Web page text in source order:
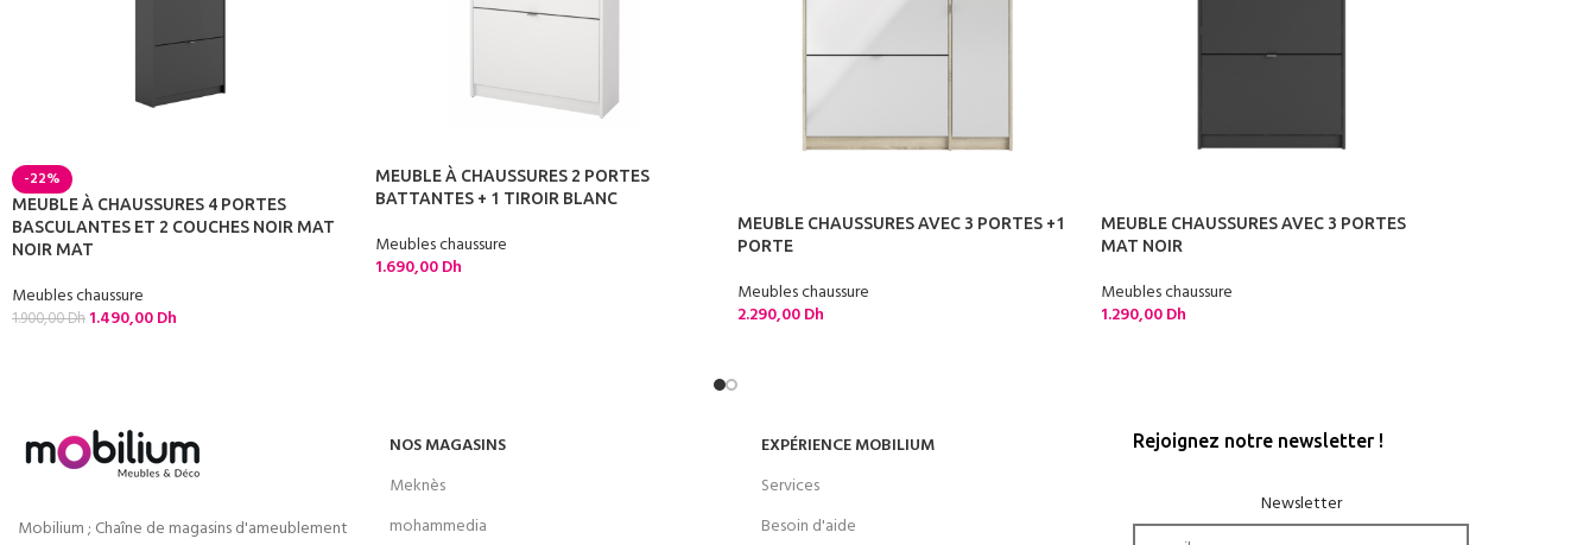
-22%
MEUBLE À CHAUSSURES 4 PORTES
BASCULANTES ET 2 COUCHES NOIR MAT
NOIR MAT
Meubles chaussure
1.900,00Dh 1.490,00Dh
MEUBLE À CHAUSSURES 2 PORTES
BATTANTES + 1 TIROIR BLANC
Meubles chaussure
1.690,00Dh
MEUBLE CHAUSSURES AVEC 3 PORTES +1
PORTE
Meubles chaussure
2.290,00Dh
MEUBLE CHAUSSURES AVEC 3 PORTES
MAT NOIR
Meubles chaussure
1.290,00Dh
Mobilium ; Chaîne de magasins d'ameublement
NOS MAGASINS
Meknès
mohammedia
EXPÉRIENCE MOBILIUM
Services
Besoin d'aide
Rejoignez notre newsletter !
Newsletter